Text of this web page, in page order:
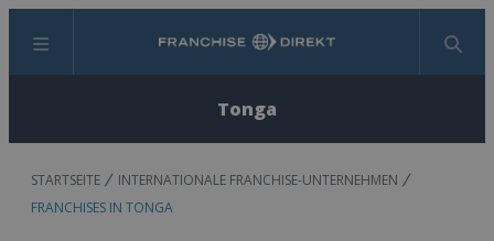
Menü Suchen
Tonga
STARTSEITE
INTERNATIONALE FRANCHISE-UNTERNEHMEN
FRANCHISES IN TONGA